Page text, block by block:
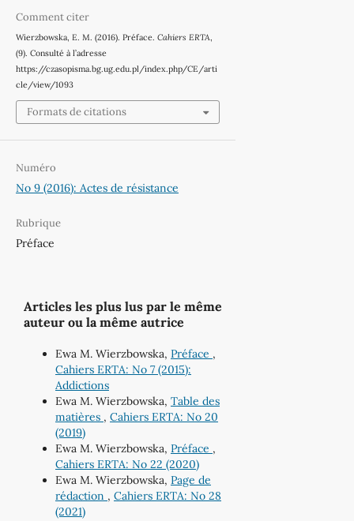
Comment citer
Wierzbowska, E. M. (2016). Préface. Cahiers ERTA
(9). Consulté à l’adresse
https://czasopisma.bg.ug.edu.pl/index.php/CE/arti
cle/view/1093
Formats de citations
Numéro
No 9 (2016): Actes de résistance
Rubrique
Préface
Articles les plus lus par le même
auteur ou la même autrice
Ewa M. Wierzbowska, Préface ,
Cahiers ERTA: No 7 (2015):
Addictions
Ewa M. Wierzbowska, Table des
matières , Cahiers ERTA: No 20
(2019)
Ewa M. Wierzbowska, Préface ,
Cahiers ERTA: No 22 (2020)
Ewa M. Wierzbowska, Page de
rédaction , Cahiers ERTA: No 28
(2021)